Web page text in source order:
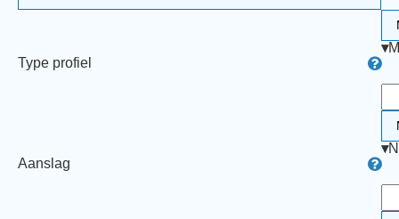
Type profiel
▾
Aanslag
▾